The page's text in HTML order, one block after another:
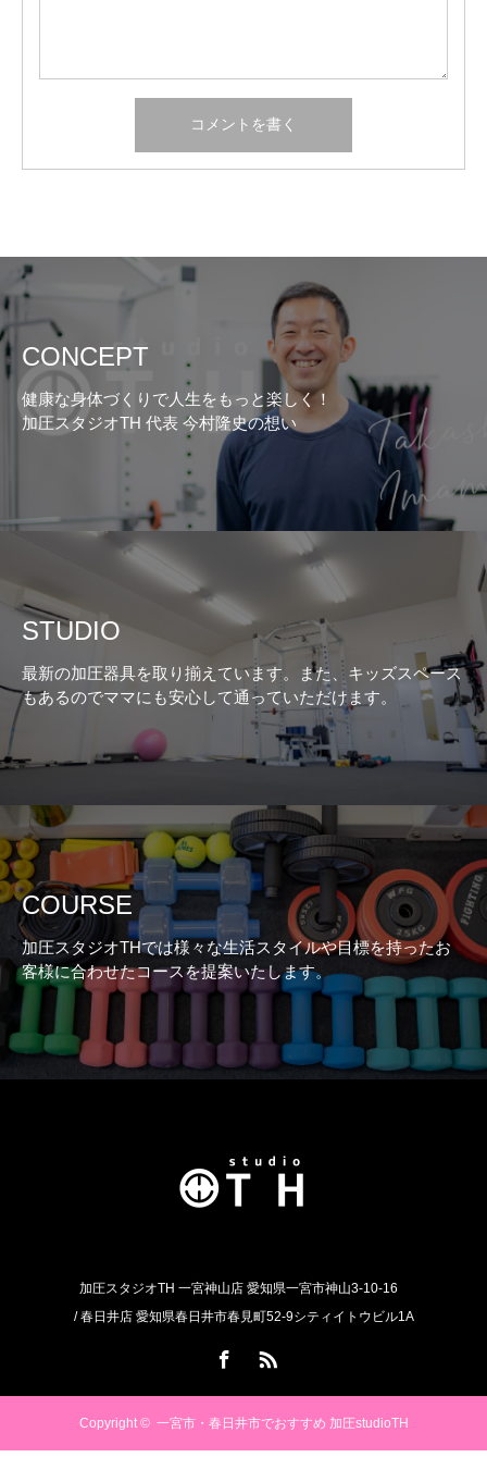
CONCEPT
健康な身体づくりで人生をもっと楽しく！
加圧スタジオTH 代表 今村隆史の想い
STUDIO
最新の加圧器具を取り揃えています。また、キッズスペース
もあるのでママにも安心して通っていただけます。
COURSE
加圧スタジオTHでは様々な生活スタイルや目標を持ったお
客様に合わせたコースを提案いたします。
加圧スタジオTH 一宮神山店 愛知県一宮市神山3-10-16
/ 春日井店 愛知県春日井市春見町52-9シティイトウビル1A
Copyright © 一宮市・春日井市でおすすめ 加圧studioTH